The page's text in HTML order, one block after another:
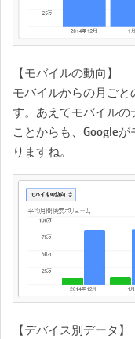
【モバイルの動向】
モバイルからの月ごと
す。あえてモバイルの
ことからも、Google
りますね。
【デバイス別データ】